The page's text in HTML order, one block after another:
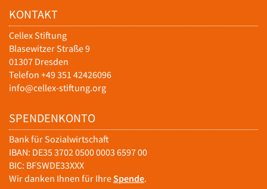
KONTAKT
Cellex Stiftung
Blasewitzer Straße 9
01307 Dresden
Telefon +49 351 42426096
info@cellex-stiftung.org
SPENDENKONTO
Bank für Sozialwirtschaft
IBAN: DE35 3702 0500 0003 6597 00
BIC: BFSWDE33XXX
Wir danken Ihnen für IhreSpende.